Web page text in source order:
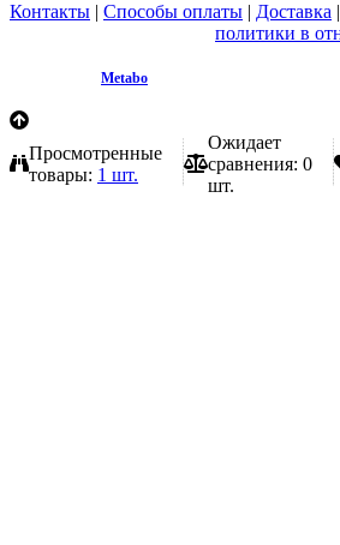
Контакты | Способы оплаты | Доставка |
политики в
Metabo
Просмотренные
товары: 1 шт.
Ожидает
сравнения: 0
шт.